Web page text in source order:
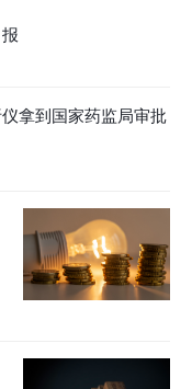
拿到国家药监局审批